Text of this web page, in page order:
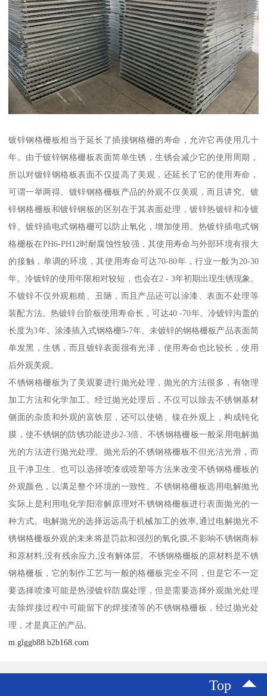
镀锌钢格栅板相当于延长了插接钢格栅的寿命，允许它再使用几十
年。由于镀锌钢格栅板表面简单生锈，生锈会减少它的使用周期，
所以对镀锌钢格板表面不仅提高了美观，还延长了它的使用寿命，
可谓一举两得。镀锌钢格栅板产品的外观不仅美观，而且讲究。镀
锌钢格栅板和镀锌钢板的区别在于其表面处理，镀锌热镀锌和冷镀
锌。镀锌插电式钢格栅可以防止氧化，增加使用。热镀锌插电式钢
格栅板在PH6-PH12时耐腐蚀性较强，其使用寿命与外部环境有很大
的接触，单调的环境，其使用寿命可达70-80年，行业一般为20-30
年。冷镀锌的使用年限相对较短，也会在2 - 3年初期出现生锈现象。
不镀锌不仅外观粗糙、丑陋，而且产品还可以涂漆、表面不处理等
装配方法。热镀锌台阶板使用寿命长，可达40 -70年。冷镀锌沟盖的
长度为3年。涂漆插入式钢格栅5-7年。未镀锌的钢格栅板产品表面简
单发黑，生锈，而且镀锌表面很有光泽，使用寿命也比较长，使用
后外观美观。
不锈钢格栅板为了美观要进行抛光处理，抛光的方法很多，有物理
加工方法和化学加工。经过抛光处理后，不仅可以除去不锈钢基材
侧面的杂质和外观的富铁层，还可以使铬、镍在外观上，构成钝化
膜，使不锈钢的防锈功能进步2-3倍。不锈钢格栅板一般采用电解抛
光的方法进行抛光处理。抛光后的不锈钢格栅板不但光洁光滑，而
且干净卫生。也可以选择喷漆或喷塑等方法来改变不锈钢格栅板的
外观颜色，以满足整个环境的一致性。不锈钢格栅板选用电解抛光
实际上是利用电化学阳溶解原理对不锈钢格栅板进行表面抛光的一
种方式。电解抛光的选择远远高于机械加工的效率,通过电解抛光不
锈钢格栅板外观的未来将是罚款和强烈的氧化膜,不影响不锈钢商标
和原材料,没有残余应力,没有解体层。不锈钢格栅板的原材料是不锈
钢格栅板，它的制作工艺与一般的格栅板完全不同，但是它不一定
要选择喷漆可能是热浸镀锌防腐处理，但是需要选择外观抛光处理
去除焊接过程中可能留下的焊接渣等的不锈钢格栅板，经过抛光处
理，才是真正的产品。
m.glggb88.b2b168.com
Top